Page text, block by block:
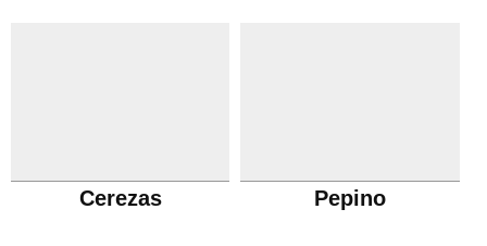
Cerezas Pepino